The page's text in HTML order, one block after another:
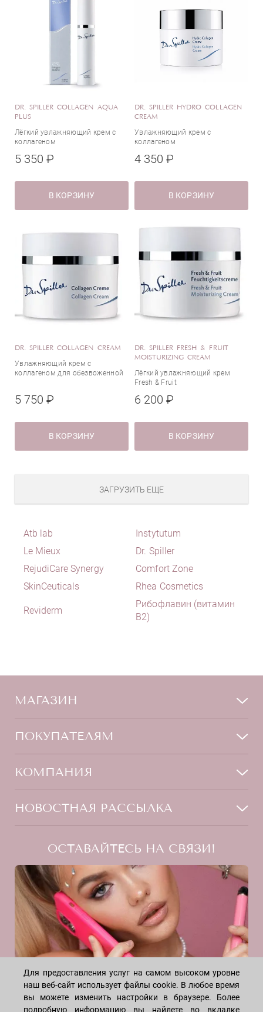
DR. SPILLER COLLAGEN AQUA
PLUS
Лёгкий увлажняющий крем с
коллагеном
5 350 ₽
В КОРЗИНУ
DR. SPILLER HYDRO COLLAGEN
CREAM
Увлажняющий крем с
коллагеном
4 350 ₽
В КОРЗИНУ
DR. SPILLER COLLAGEN CREAM
Увлажняющий крем с
коллагеном для обезвоженной
5 750 ₽
В КОРЗИНУ
DR. SPILLER FRESH & FRUIT
MOISTURIZING CREAM
Лёгкий увлажняющий крем
Fresh & Fruit
6 200 ₽
В КОРЗИНУ
ЗАГРУЗИТЬ ЕЩЕ
Atb lab
Instytutum
Le Mieux
Dr. Spiller
RejudiCare Synergy
Comfort Zone
SkinCeuticals
Rhea Cosmetics
Reviderm
Рибофлавин (витамин
B2)
МАГАЗИН
Лицо
Для дома
ПОКУПАТЕЛЯМ
Способы оплаты
Скидки
КОМПАНИЯ
О нас
Договор оферты
Политика конфиденциальности
Реквизиты
Отзывы
НОВОСТНАЯ РАССЫЛКА
Даю согласие на рекламную рассылку
ОСТАВАЙТЕСЬ НА СВЯЗИ!
Для предоставления услуг на самом высоком уровне
наш веб-сайт использует файлы cookie. В любое время
вы можете изменить настройки в браузере. Более
подробную информацию вы найдете во вкладке